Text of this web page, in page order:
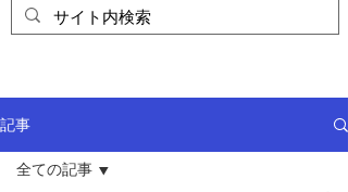
記事
全ての記事